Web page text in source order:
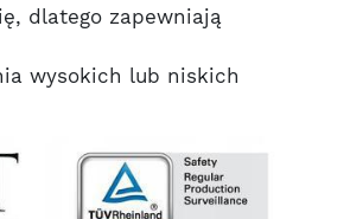
dlatego zapewniają
wysokich lub niskich